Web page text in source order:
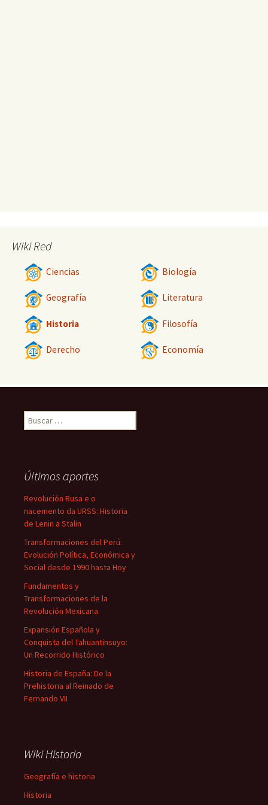
Wiki Red
Ciencias Biología
Geografía Literatura
Historia Filosofía
Derecho Economía
Buscar:
Últimos aportes
Revolución Rusa e o
nacemento da URSS: Historia
de Lenin a Stalin
Transformaciones del Perú:
Evolución Política, Económica y
Social desde 1990 hasta Hoy
Fundamentos y
Transformaciones de la
Revolución Mexicana
Expansión Española y
Conquista del Tahuantinsuyo:
Un Recorrido Histórico
Historia de España: De la
Prehistoria al Reinado de
Fernando VII
Wiki Historia
Geografía e historia
Historia